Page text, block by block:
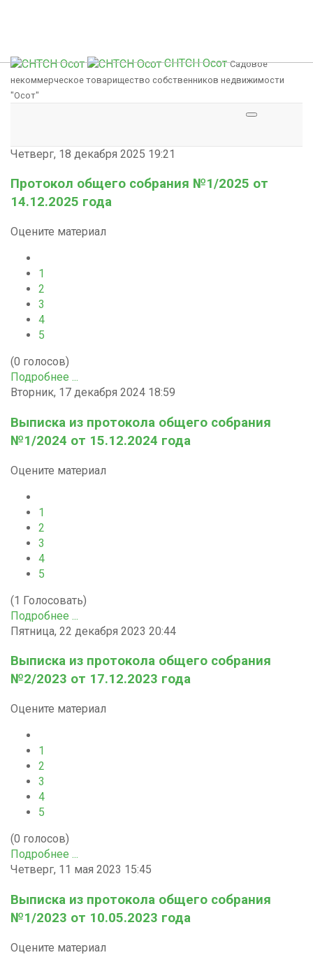
СНТСН Осот Садовое
некоммерческое товарищество собственников недвижимости
"Осот"
Четверг, 18 декабря 2025 19:21
Протокол общего собрания №1/2025 от
14.12.2025 года
Оцените материал
1
2
3
4
5
(0 голосов)
Подробнее ...
Вторник, 17 декабря 2024 18:59
Выписка из протокола общего собрания
№1/2024 от 15.12.2024 года
Оцените материал
1
2
3
4
5
(1 Голосовать)
Подробнее ...
Пятница, 22 декабря 2023 20:44
Выписка из протокола общего собрания
№2/2023 от 17.12.2023 года
Оцените материал
1
2
3
4
5
(0 голосов)
Подробнее ...
Четверг, 11 мая 2023 15:45
Выписка из протокола общего собрания
№1/2023 от 10.05.2023 года
Оцените материал